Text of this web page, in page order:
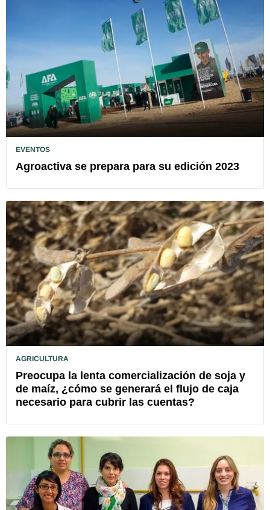
EVENTOS
Agroactiva se prepara para su edición 2023
AGRICULTURA
Preocupa la lenta comercialización de soja y
de maíz, ¿cómo se generará el flujo de caja
necesario para cubrir las cuentas?